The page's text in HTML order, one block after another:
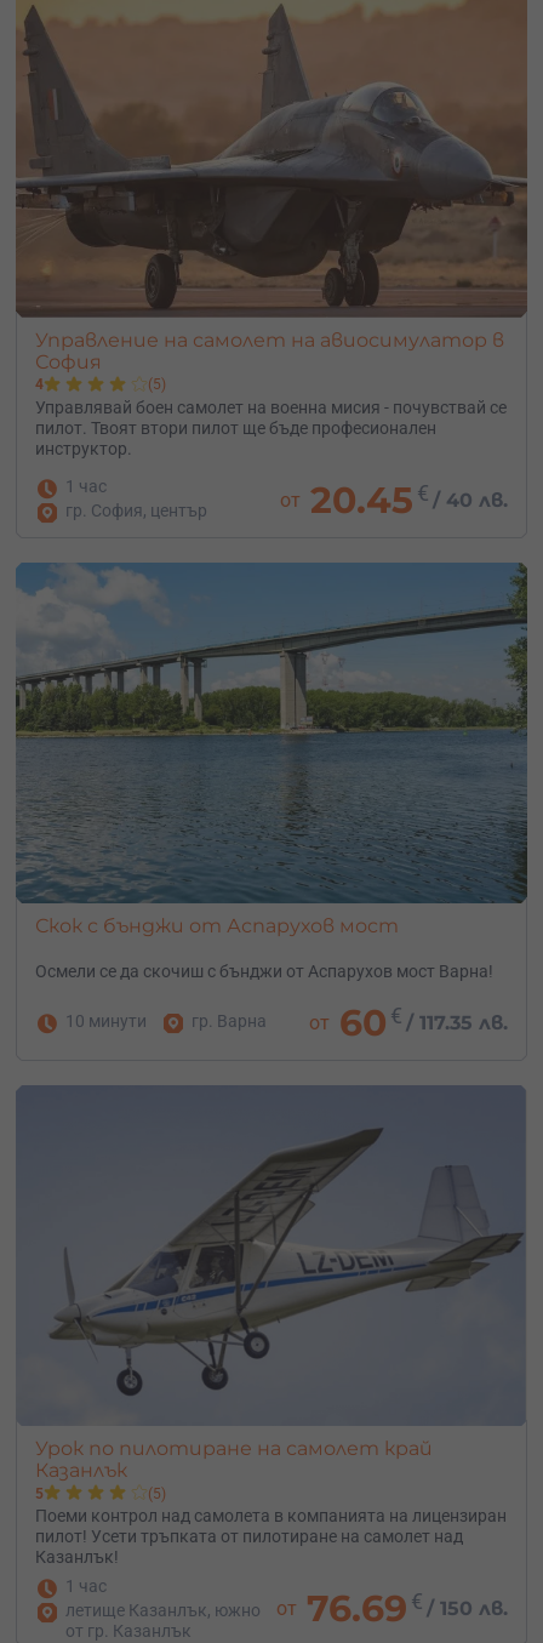
Управление на самолет на авиосимулатор в
София
4 (5)
Управлявай боен самолет на военна мисия - почувствай се
пилот. Твоят втори пилот ще бъде професионален
инструктор.
1 час
гр. София, център
от 20.45 € /40 лв.
Скок с бънджи от Аспарухов мост
Осмели се да скочиш с бънджи от Аспарухов мост Варна!
10 минути гр. Варна от 60 € /117.35 лв.
Урок по пилотиране на самолет край
Казанлък
5 (5)
Поеми контрол над самолета в компанията на лицензиран
пилот! Усети тръпката от пилотиране на самолет над
Казанлък!
1 час
летище Казанлък, южно
от гр. Казанлък
от 76.69 € / 150 лв.